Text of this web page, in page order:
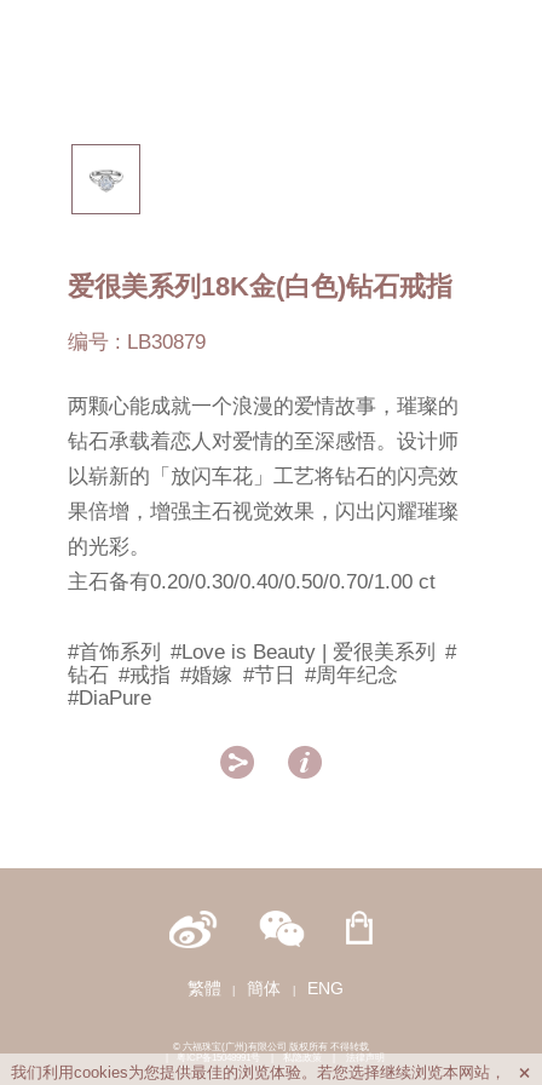
爱很美系列18K金(白色)钻石戒指
编号 : LB30879
两颗心能成就一个浪漫的爱情故事，璀璨的
钻石承载着恋人对爱情的至深感悟。设计师
以崭新的「放闪车花」工艺将钻石的闪亮效
果倍增，增强主石视觉效果，闪出闪耀璀璨
的光彩。
主石备有0.20/0.30/0.40/0.50/0.70/1.00 ct
#首饰系列 #Love is Beauty | 爱很美系列
#
钻石 #戒指 #婚嫁 #节日
#周年纪念
#DiaPure
 
繁體 簡体 ENG
© 六福珠宝(广州)有限公司 版权所有 不得转载
|
粤ICP备15048991号 | 私隐政策 | 法律声明
我们利用cookies为您提供最佳的浏览体验。若您选择继续浏览本网站， 